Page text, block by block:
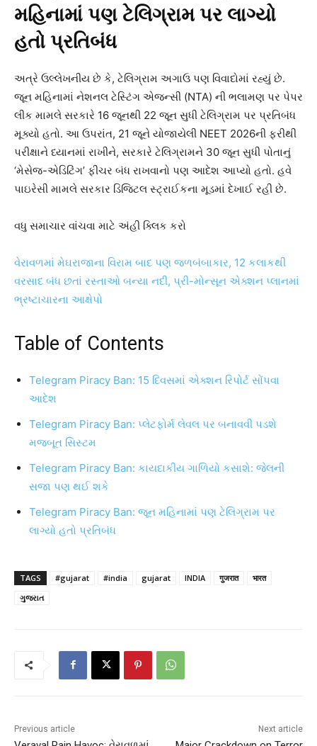
મહિનામાં પણ ટેલિગ્રામ પર લાગ્યો
હતો પ્રતિબંધ
અત્રે ઉલ્લેખનીય છે કે, ટેલિગ્રામ અગાઉ પણ વિવાદોમાં રહ્યું છે.
જૂન મહિનામાં નેશનલ ટેસ્ટિંગ એજન્સી (NTA) ની ભલામણ પર પેપર
લીક મામલે સરકારે 16 જૂનથી 22 જૂન સુધી ટેલિગ્રામ પર પ્રતિબંધ
મૂક્યો હતો. આ ઉપરાંત, 21 જૂને યોજાયેલી NEET 2026ની ફરીથી
પરીક્ષાને ધ્યાનમાં રાખીને, સરકારે ટેલિગ્રામને 30 જૂન સુધી પોતાનું
‘મેસેજ-એડિટિંગ’ ફીચર બંધ રાખવાનો પણ આદેશ આપ્યો હતો. હવે
પાઇરેસી મામલે સરકાર ડિજિટલ સ્ટ્રાઈકના મૂડમાં દેખાઈ રહી છે.
વધુ સમાચાર વાંચવા માટે અંહી ક્લિક કરો
વેરાવળમાં મેઘરાજાના વિરામ બાદ પણ જળબંબાકાર, 12 કલાકથી
વરસાદ બંધ છતાં રસ્તાઓ બન્યા નદી, પ્રી-મોન્સૂન એક્શન પ્લાનમાં
ભ્રષ્ટાચારના આક્ષેપો
Table of Contents
Telegram Piracy Ban: 15 દિવસમાં એક્શન રિપોર્ટ સોંપવા
આદેશ
Telegram Piracy Ban: પ્લેટફોર્મ લેવલ પર બનાવવી પડશે
મજબૂત સિસ્ટમ
Telegram Piracy Ban: કાયદાકીય ગાળિયો કસાશે: જેલની
સજા પણ થઈ શકે
Telegram Piracy Ban: જૂન મહિનામાં પણ ટેલિગ્રામ પર
લાગ્યો હતો પ્રતિબંધ
TAGS #gujarat #india gujarat INDIA गुजरात
भारत
ગુજરાત
Previous article Next article